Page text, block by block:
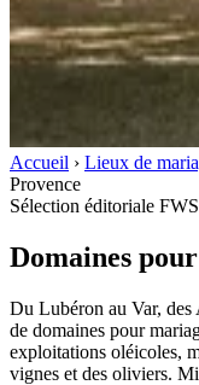
Accueil › Lieux de
Provence
Sélection éditoriale
Domaines
Du Lubéron au Var, des
de domaines pour
exploitations oléicoles,
vignes et des oliviers.